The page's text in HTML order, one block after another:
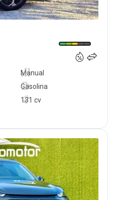
Manual
131 cv
Gasolina